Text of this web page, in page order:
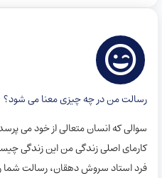
رسالت من در چه چیزی معنا می شود؟
سوالی که انسان متعالی از خود می
کارمای اصلی زندگی من این زندگی
فرد استاد سروش دهقان، رسالت شما